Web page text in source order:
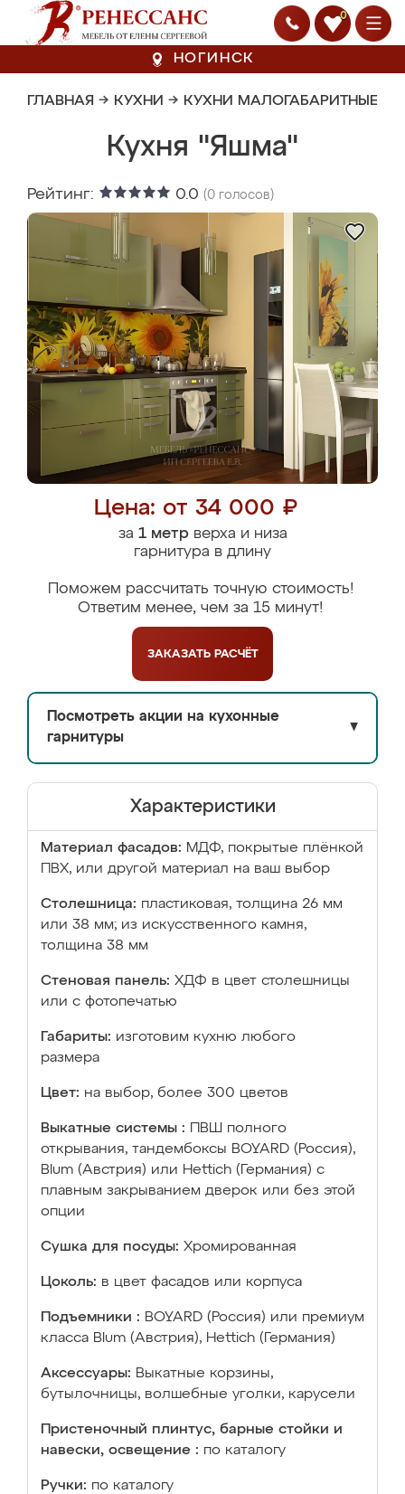
0
НОГИНСК
ГЛАВНАЯ → КУХНИ → КУХНИ МАЛОГАБАРИТНЫЕ
Кухня "Яшма"
Рейтинг: 0.0 (0 голосов)
Цена: от 34 000 ₽
за 1 метрверха и низа
гарнитура в длину
Поможем рассчитать точную стоимость!
Ответим менее, чем за 15 минут!
ЗАКАЗАТЬ РАСЧЁТ
Посмотреть акции на кухонные
гарнитуры
▼
Характеристики
Материал фасадов: МДФ, покрытые плёнкой
ПВХ, или другой материал на ваш выбор
Столешница: пластиковая, толщина 26 мм
или 38 мм; из искусственного камня,
толщина 38 мм
Стеновая панель: ХДФ в цвет столешницы
или с фотопечатью
Габариты: изготовим кухню любого
размера
Цвет: на выбор, более 300 цветов
Выкатные системы :
ПВШ полного
открывания, тандембоксы BOYARD (Россия),
Blum (Австрия) или Hettich (Германия) с
плавным закрыванием дверок или без этой
опции
Сушка для посуды: Хромированная
Цоколь: в цвет фасадов или корпуса
Подъемники : BOYARD (Россия) или премиум
класса Blum (Австрия), Hettich (Германия)
Аксессуары: Выкатные корзины,
бутылочницы, волшебные уголки, карусели
Пристеночный плинтус, барные стойки и
навески, освещение : по каталогу
Ручки: по каталогу